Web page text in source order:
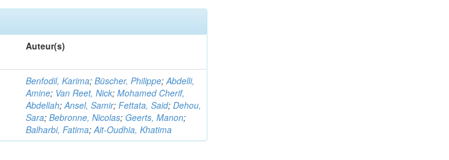
Auteur(s)
Benfodil, Karima;Büscher, Philippe;Abdelli,
Amine; Van Reet, Nick;Mohamed Cherif,
Abdellah;Ansel, Samir;Fettata, Said;Dehou,
Sara;Bebronne, Nicolas; Geerts, Manon;
Balharbi, Fatima;Ait-Oudhia, Khatima